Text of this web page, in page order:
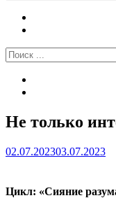
Найти:
Наложение
сайта
Не только
Автор
Вячеслав
02.07.202303.07.2023
Цикл: «Сияние